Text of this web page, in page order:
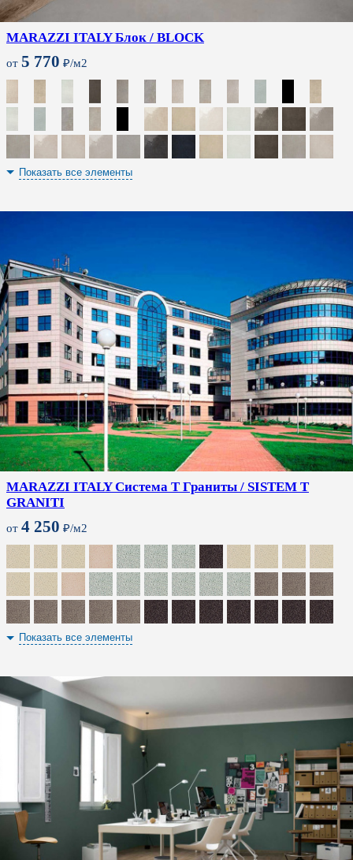
MARAZZI ITALY Блок / BLOCK
от 5 770 ₽/м2
Показать все элементы
MARAZZI ITALY Система T Граниты / SISTEM T
GRANITI
от 4 250 ₽/м2
Показать все элементы